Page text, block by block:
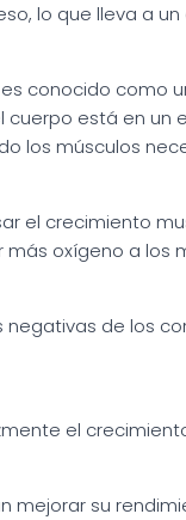
lo que lleva a
conocido como
está en un
los músculos
el crecimiento
oxígeno a los
de los
el
su